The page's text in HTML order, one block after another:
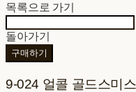
목록으로 가기
돌아가기
구매하기
9-024 얼콜 골드스미